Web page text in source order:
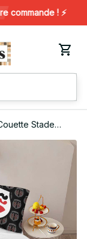
! ⚡️
Stade
Club 21
De